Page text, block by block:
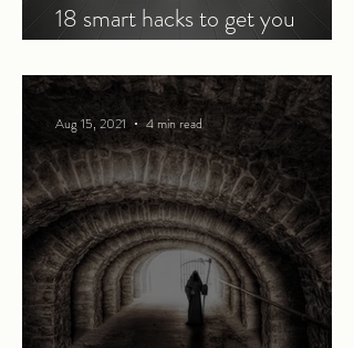
18 smart hacks to get you
Aug 15, 2021 4 min read